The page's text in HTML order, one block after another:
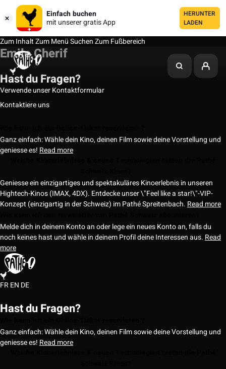
Einfach buchen
mit unserer gratis App
HERUNTER
LADEN
Zum InhaltZum MenüSuchenZum Fußbereich
Emile Cherif
Hast du Fragen?
Verwende unser Kontaktformular
Kontaktiere uns
Ganz einfach: Wähle dein Kino, deinen Film sowie deine Vorstellung und
geniesse es! Read more
Geniesse ein einzigartiges und spektakuläres Kinoerlebnis in unseren
Hightech-Kinos (IMAX, 4DX). Entdecke unser \"Feel like a star!\"-VIP-
Konzept (einzigartig in der Schweiz) im Pathé Spreitenbach. Read more
Melde dich in deinem Konto an oder lege ein neues Konto an, falls du
noch keines hast und wähle in deinem Profil deine Interessen aus. Read
more
FREN DE
Hast du Fragen?
Ganz einfach: Wähle dein Kino, deinen Film sowie deine Vorstellung und
geniesse es! Read more